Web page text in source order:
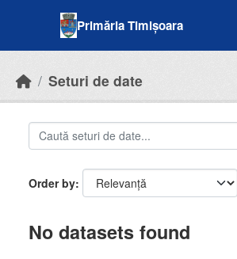
Primăria Timișoara
Seturi de date
Order by
No datasets found